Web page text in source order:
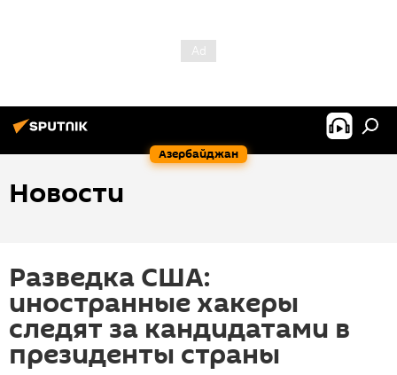
Азербайджан
Новости
Разведка США:
иностранные хакеры
следят за кандидатами в
президенты страны